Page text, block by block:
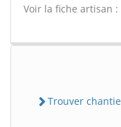
Voir la fiche artisan :
Trouver